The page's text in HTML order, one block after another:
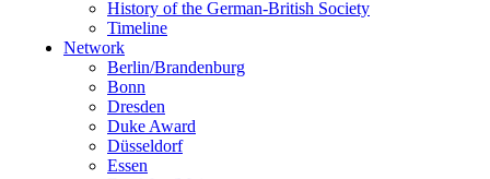
History of the German-British Society
Timeline
Network
Berlin/Brandenburg
Bonn
Dresden
Duke Award
Düsseldorf
Essen